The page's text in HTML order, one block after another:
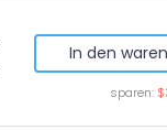
In den
sparen: